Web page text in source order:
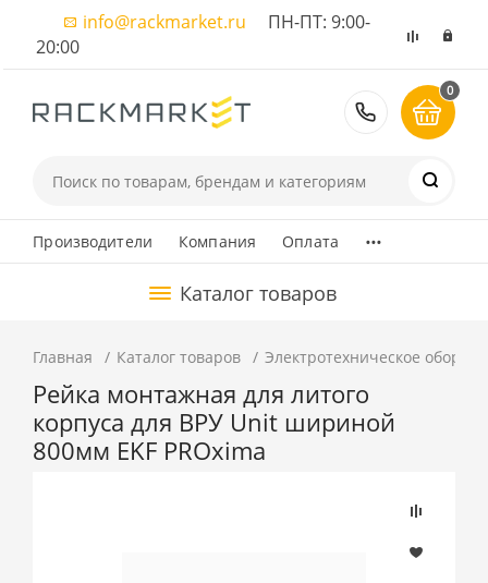
info@rackmarket.ru ПН-ПТ: 9:00-
20:00
8 (495)
0
Производители Компания Оплата ...
Каталог товаров
Главная Каталог товаров Электротехническое
Рейка монтажная для литого
корпуса для ВРУ Unit шириной
800мм EKF PROxima